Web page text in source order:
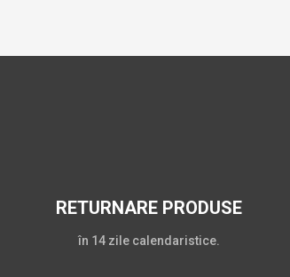
RETURNARE PRODUSE
în 14 zile calendaristice.